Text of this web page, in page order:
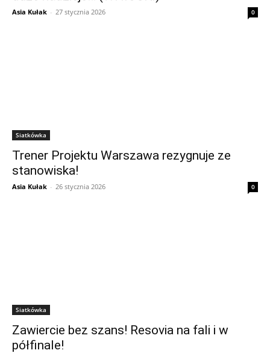
Asia Kułak - 27 stycznia 2026 0
Siatkówka
Trener Projektu Warszawa rezygnuje ze
stanowiska!
Asia Kułak - 26 stycznia 2026 0
Siatkówka
Zawiercie bez szans! Resovia na fali i w
półfinale!